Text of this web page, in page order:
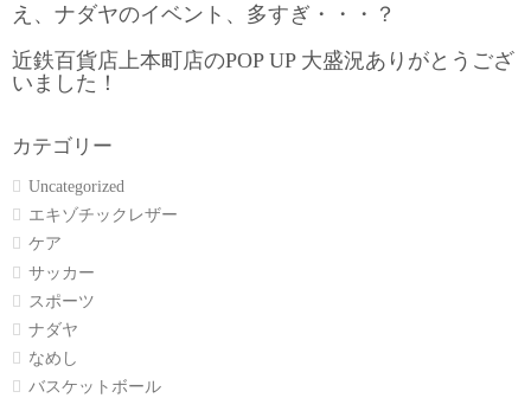
え、ナダヤのイベント、多すぎ・・・？
近鉄百貨店上本町店のPOP UP 大盛況ありがとうござ
いました！
カテゴリー
Uncategorized
エキゾチックレザー
ケア
サッカー
スポーツ
ナダヤ
なめし
バスケットボール